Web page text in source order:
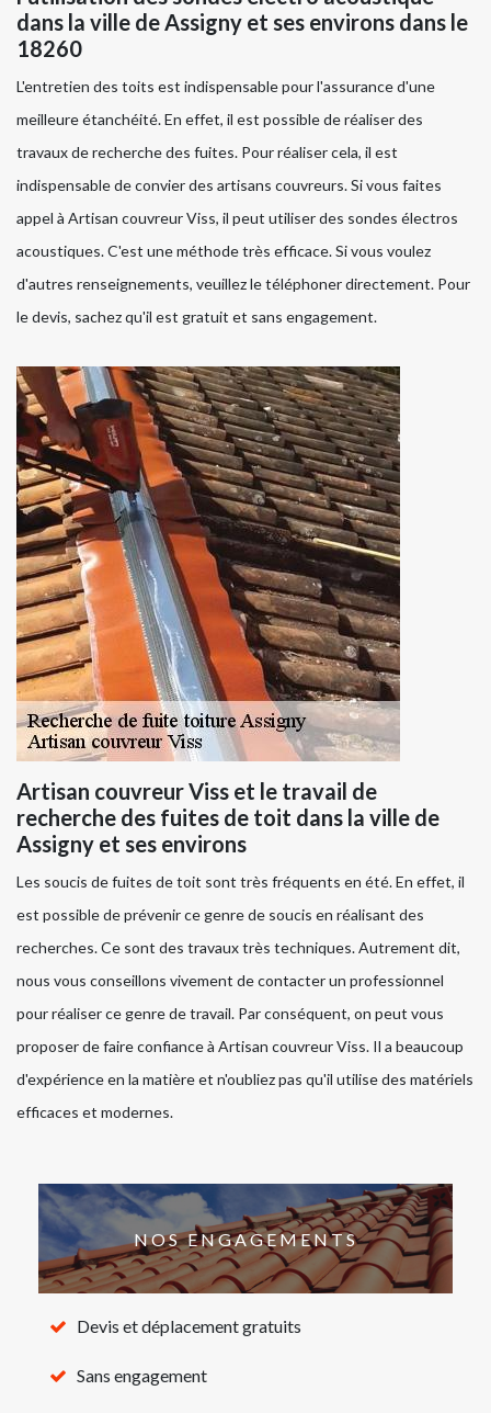
dans la ville de Assigny et ses environs dans le
18260
L'entretien des toits est indispensable pour l'assurance d'une
meilleure étanchéité. En effet, il est possible de réaliser des
travaux de recherche des fuites. Pour réaliser cela, il est
indispensable de convier des artisans couvreurs. Si vous faites
appel à Artisan couvreur Viss, il peut utiliser des sondes électros
acoustiques. C'est une méthode très efficace. Si vous voulez
d'autres renseignements, veuillez le téléphoner directement. Pour
le devis, sachez qu'il est gratuit et sans engagement.
Artisan couvreur Viss et le travail de
recherche des fuites de toit dans la ville de
Assigny et ses environs
Les soucis de fuites de toit sont très fréquents en été. En effet, il
est possible de prévenir ce genre de soucis en réalisant des
recherches. Ce sont des travaux très techniques. Autrement dit,
nous vous conseillons vivement de contacter un professionnel
pour réaliser ce genre de travail. Par conséquent, on peut vous
proposer de faire confiance à Artisan couvreur Viss. Il a beaucoup
d'expérience en la matière et n'oubliez pas qu'il utilise des matériels
efficaces et modernes.
NOS ENGAGEMENTS
Devis et déplacement gratuits
Sans engagement